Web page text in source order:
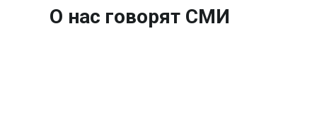
О нас говорят СМИ